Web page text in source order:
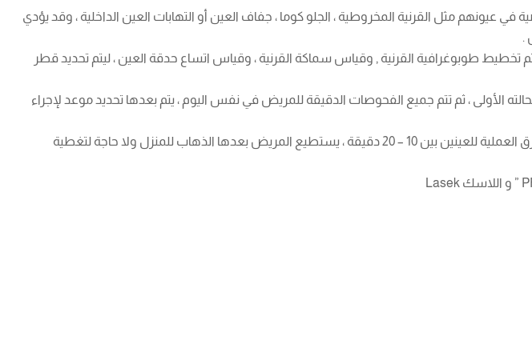
مثل القرنية المخروطية ، الجلو كوما ، جفاف العين أو التهابات العين الداخلية ، وقد يؤدي
.
تخطيط طوبوغرافية القرنية , وقياس سماكة القرنية ، وقياس اتساع حدقة العين ، ليتم تحديد قطر
الأولى ، ثم تتم جميع الفحوصات الدقيقة للمريض في نفس اليوم ، يتم بعدها تحديد موعد لإجراء
تتم العملية بعد وضع عدد من قطرات العين كمخدر موضعي ، لا يحس المريض بعدها بأي ألم وتستغرق العملية للعينين بين 10 – 20 دقيقة ، يستطيع المريض بعدها الذهاب للمنزل ولا حاجة لتغطية